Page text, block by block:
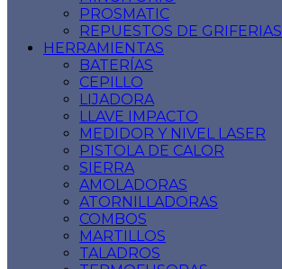
PROSMATIC
REPUESTOS DE GRIFERIAS
HERRAMIENTAS
BATERÍAS
CEPILLO
LIJADORA
LLAVE IMPACTO
MEDIDOR Y NIVEL LASER
PISTOLA DE CALOR
SIERRA
AMOLADORAS
ATORNILLADORAS
COMBOS
MARTILLOS
TALADROS